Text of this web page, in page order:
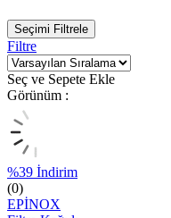
Seçimi Filtrele
Filtre
Seç ve Sepete Ekle
Görünüm :
%39 İndirim
(0)
EPİNOX